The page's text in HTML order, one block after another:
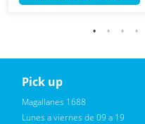
Reciba novedades,
Pick up
Magallanes 1688
Lunes a viernes de 09 a 19